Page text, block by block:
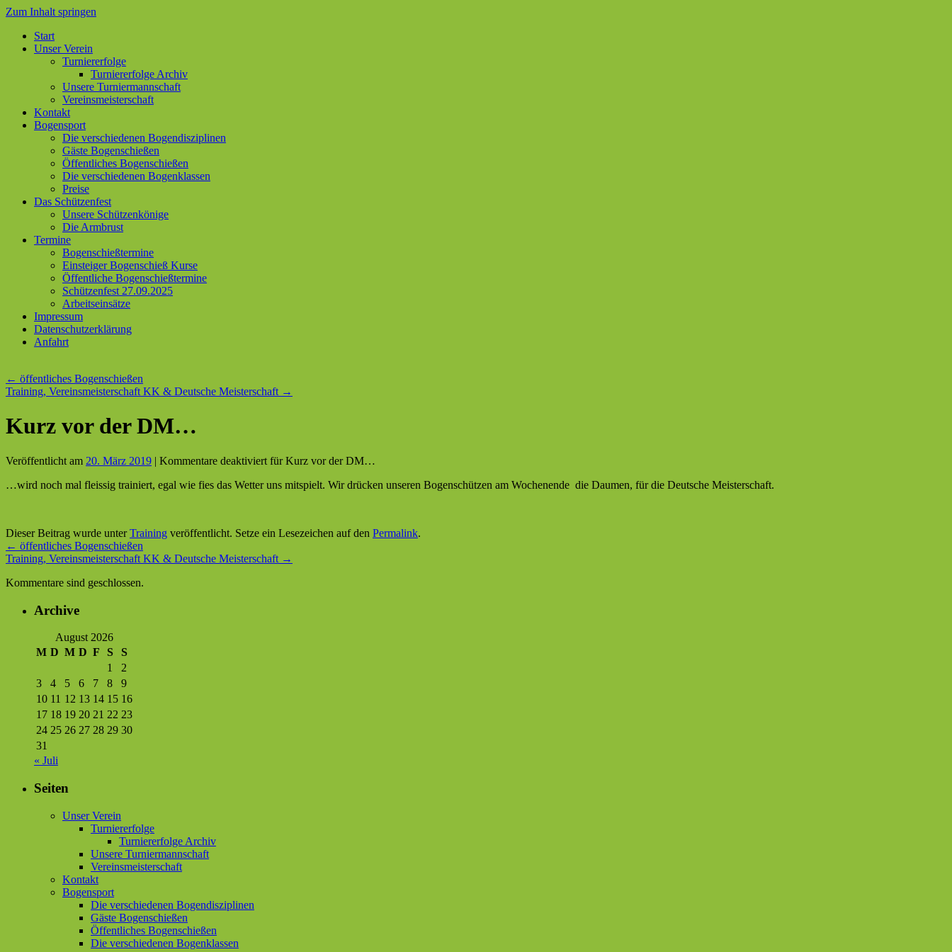
Zum Inhalt springen
Start
Unser Verein
Turniererfolge
Turniererfolge Archiv
Unsere Turniermannschaft
Vereinsmeisterschaft
Kontakt
Bogensport
Die verschiedenen Bogendisziplinen
Gäste Bogenschießen
Öffentliches Bogenschießen
Die verschiedenen Bogenklassen
Preise
Das Schützenfest
Unsere Schützenkönige
Die Armbrust
Termine
Bogenschießtermine
Einsteiger Bogenschieß Kurse
Öffentliche Bogenschießtermine
Schützenfest 27.09.2025
Arbeitseinsätze
Impressum
Datenschutzerklärung
Anfahrt
← öffentliches Bogenschießen
Training, Vereinsmeisterschaft KK & Deutsche Meisterschaft →
Kurz vor der DM…
Veröffentlicht am 20. März 2019 | Kommentare deaktiviert für Kurz vor der DM…
…wird noch mal fleissig trainiert, egal wie fies das Wetter uns mitspielt. Wir drücken unseren Bogenschützen am Wochenende die Daumen, für die Deutsche Meisterschaft.
Dieser Beitrag wurde unterTraining veröffentlicht. Setze ein Lesezeichen auf den Permalink.
← öffentliches Bogenschießen
Training, Vereinsmeisterschaft KK & Deutsche Meisterschaft →
Kommentare sind geschlossen.
Archive
August 2026
M D M D F S
S
1
2
3
4 5 6 7 8
9
10 11 12 13 14 15 16
17 18 19 20 21 22 23
24 25 26 27 28 29 30
31
« Juli
Seiten
Unser Verein
Turniererfolge
Turniererfolge Archiv
Unsere Turniermannschaft
Vereinsmeisterschaft
Kontakt
Bogensport
Die verschiedenen Bogendisziplinen
Gäste Bogenschießen
Öffentliches Bogenschießen
Die verschiedenen Bogenklassen